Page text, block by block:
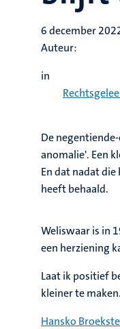
6 december
Auteur:
in
De
anomalie'. Een
En dat nadat
heeft behaald.
Weliswaar is in
een herziening
Laat ik positief
kleiner te
Hansko